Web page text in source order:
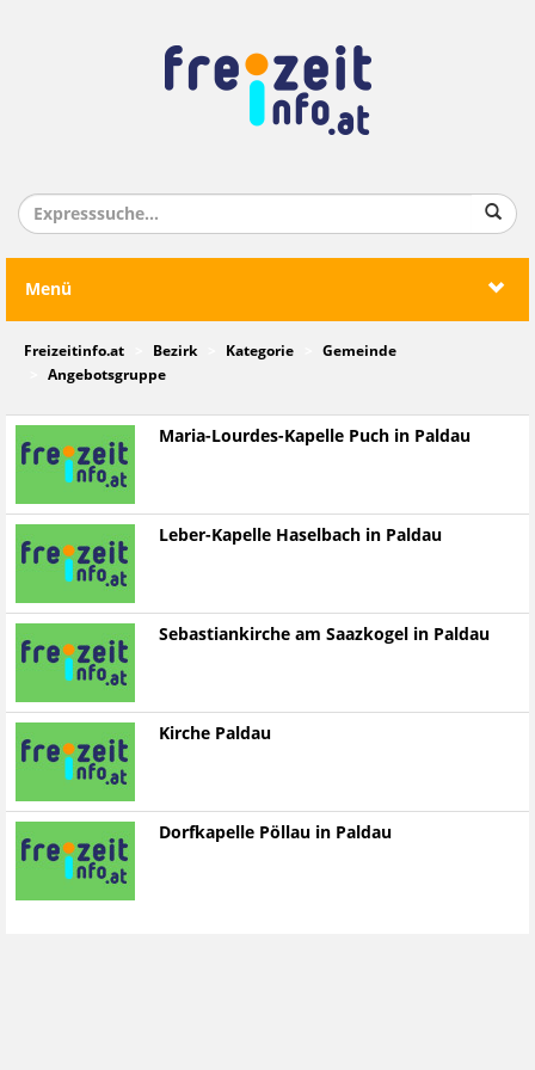
Menü
Freizeitinfo.at Bezirk Kategorie
Gemeinde
Angebotsgruppe
Maria-Lourdes-Kapelle Puch in Paldau
Leber-Kapelle Haselbach in Paldau
Sebastiankirche am Saazkogel in Paldau
Kirche Paldau
Dorfkapelle Pöllau in Paldau